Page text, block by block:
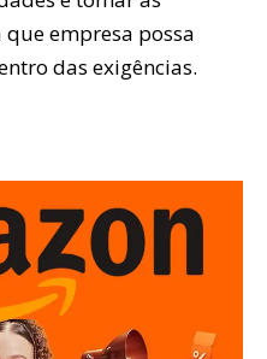
empresa possa
das exigências.